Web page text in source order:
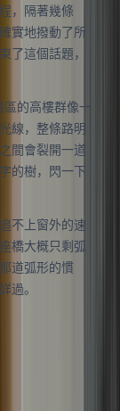
，隔著幾條
實地撥動了所
了這個話題，
的高樓群像一
線，整條路明
間會裂開一道
的樹，閃一下
不上窗外的速
橋大概只剩弧
道弧形的慣
過。